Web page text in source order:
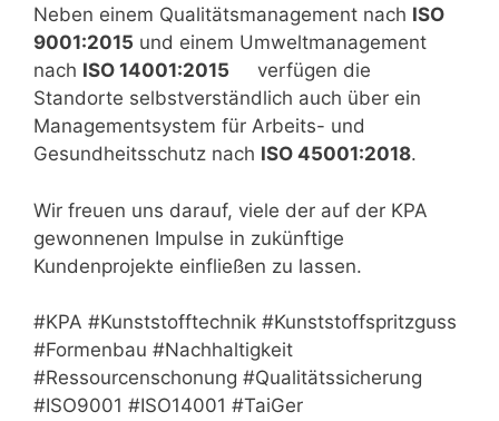
Neben einem Qualitätsmanagement nach ISO
9001:2015 und einem Umweltmanagement
nach ISO 14001:2015 verfügen die
Standorte selbstverständlich auch über ein
Managementsystem für Arbeits- und
Gesundheitsschutz nach ISO 45001:2018.
Wir freuen uns darauf, viele der auf der KPA
gewonnenen Impulse in zukünftige
Kundenprojekte einfließen zu lassen.
#KPA #Kunststofftechnik #Kunststoffspritzguss
#Formenbau #Nachhaltigkeit
#Ressourcenschonung #Qualitätssicherung
#ISO9001 #ISO14001 #TaiGer